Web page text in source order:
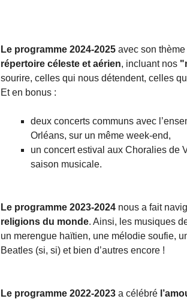
Le programme 2024-2025 avec son thème
répertoire céleste et aérien, incluant nos
sourire, celles qui nous détendent, celles
Et en bonus :
deux concerts communs avec
Orléans, sur un même week-end,
un concert estival aux Choralies de
saison musicale.
Le programme 2023-2024 nous a fait
religions du monde. Ainsi, les musiques
un merengue haïtien, une mélodie soufie,
Beatles (si, si) et bien d’autres encore !
Le programme 2022-2023 a célébré